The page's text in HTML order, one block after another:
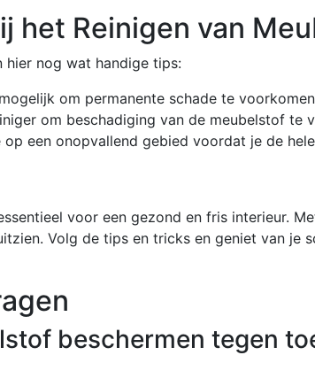
het Reinigen van
hier nog wat handige tips:
om permanente schade te
om beschadiging van de meubelstof te
op een onopvallend gebied voordat je de
voor een gezond en fris interieur.
Volg de tips en tricks en geniet van je
beschermen tegen